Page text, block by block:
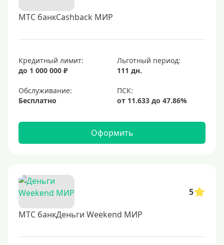
МТС банкCashback МИР
Кредитный лимит:
до 1 000 000 ₽
Льготный период:
111 дн.
Обслуживание:
Бесплатно
Оформить
5
МТС банкДеньги Weekend МИР